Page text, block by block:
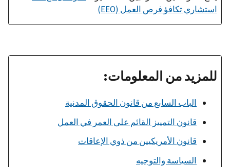
استشاري تكافؤ فرص العمل (EEO)
للمزيد من المعلومات:
الباب السابع من قانون الحقوق المدنية
قانون التمييز القائم على العمر في العمل
قانون الأمريكيين من ذوي الإعاقات
السياسة والتوجيه